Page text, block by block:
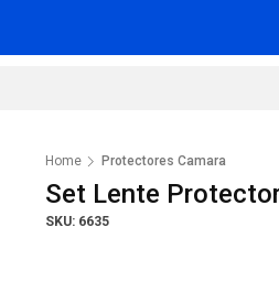
Home Protectores Camara
Set Lente
SKU: 6635